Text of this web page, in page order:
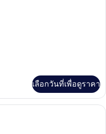
เลือกวันที่เพื่อดูราคา
ห้องพัก, เตียงคิงไซส์ 1 เตียง | 1 ห้อง